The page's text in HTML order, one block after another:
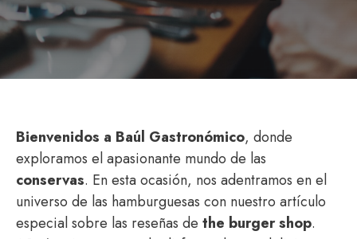
Bienvenidos a Baúl Gastronómico, donde
exploramos el apasionante mundo de las
conservas. En esta ocasión, nos adentramos en el
universo de las hamburguesas con nuestro artículo
especial sobre las reseñas de the burger shop.